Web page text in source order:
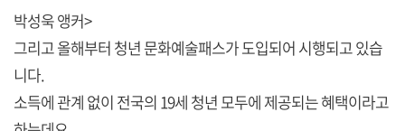
박성욱 앵커>
그리고 올해부터 청년 문화예술패스가 도입되어 시행되고 있습
니다.
소득에 관계 없이 전국의 19세 청년 모두에 제공되는 혜택이라고